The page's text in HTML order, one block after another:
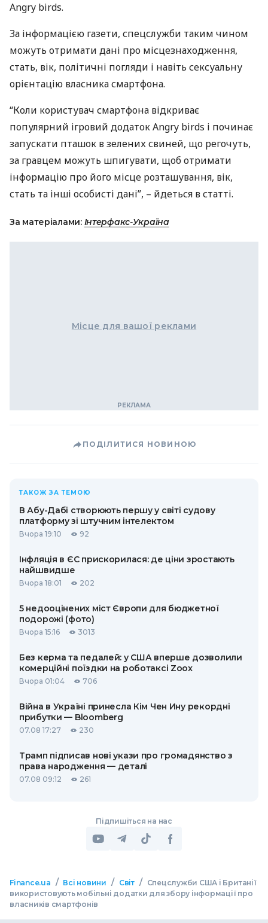
Angry birds.
За інформацією газети, спецслужби таким чином
можуть отримати дані про місцезнаходження,
стать, вік, політичні погляди і навіть сексуальну
орієнтацію власника смартфона.
“Коли користувач смартфона відкриває
популярний ігровий додаток Angry birds і починає
запускати пташок в зелених свиней, що регочуть,
за гравцем можуть шпигувати, щоб отримати
інформацію про його місце розташування, вік,
стать та інші особисті дані”, – йдеться в статті.
За матеріалами: Інтерфакс-Україна
Місце для вашої реклами
ПОДІЛИТИСЯ НОВИНОЮ
ТАКОЖ ЗА ТЕМОЮ
В Абу-Дабі створюють першу у світі судову
платформу зі штучним інтелектом
Вчора 19:10 92
Інфляція в ЄС прискорилася: де ціни зростають
найшвидше
Вчора 18:01 202
5 недооцінених міст Європи для бюджетної
подорожі (фото)
Вчора 15:16 3013
Без керма та педалей: у США вперше дозволили
комерційні поїздки на роботаксі Zoox
Вчора 01:04 706
Війна в Україні принесла Кім Чен Ину рекордні
прибутки — Bloomberg
07.08 17:27 230
Трамп підписав нові укази про громадянство з
права народження — деталі
07.08 09:12 261
Підпишіться на нас
Finance.ua / Всі новини / Світ /
Спецслужби США і Британії
використовують мобільні додатки для збору інформації про
власників смартфонів